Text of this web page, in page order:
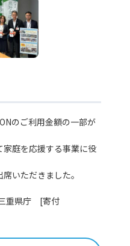
のご利用金額の一部が
庭を応援する事業に役
いただきました。
重県庁 [寄付